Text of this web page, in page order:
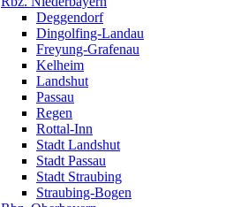
Deggendorf
Dingolfing-Landau
Freyung-Grafenau
Kelheim
Landshut
Passau
Regen
Rottal-Inn
Stadt Landshut
Stadt Passau
Stadt Straubing
Straubing-Bogen